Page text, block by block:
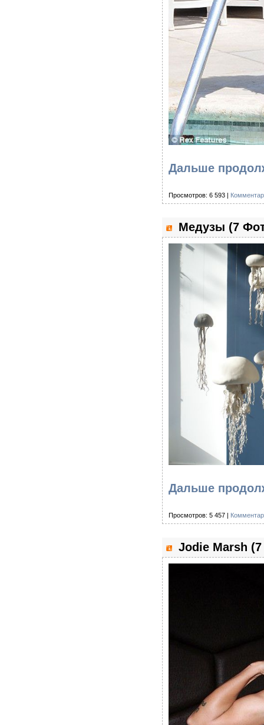
Дальше
Просмотров: 6 593 |
Медузы (7
Дальше
Просмотров: 5 457 |
Jodie Marsh